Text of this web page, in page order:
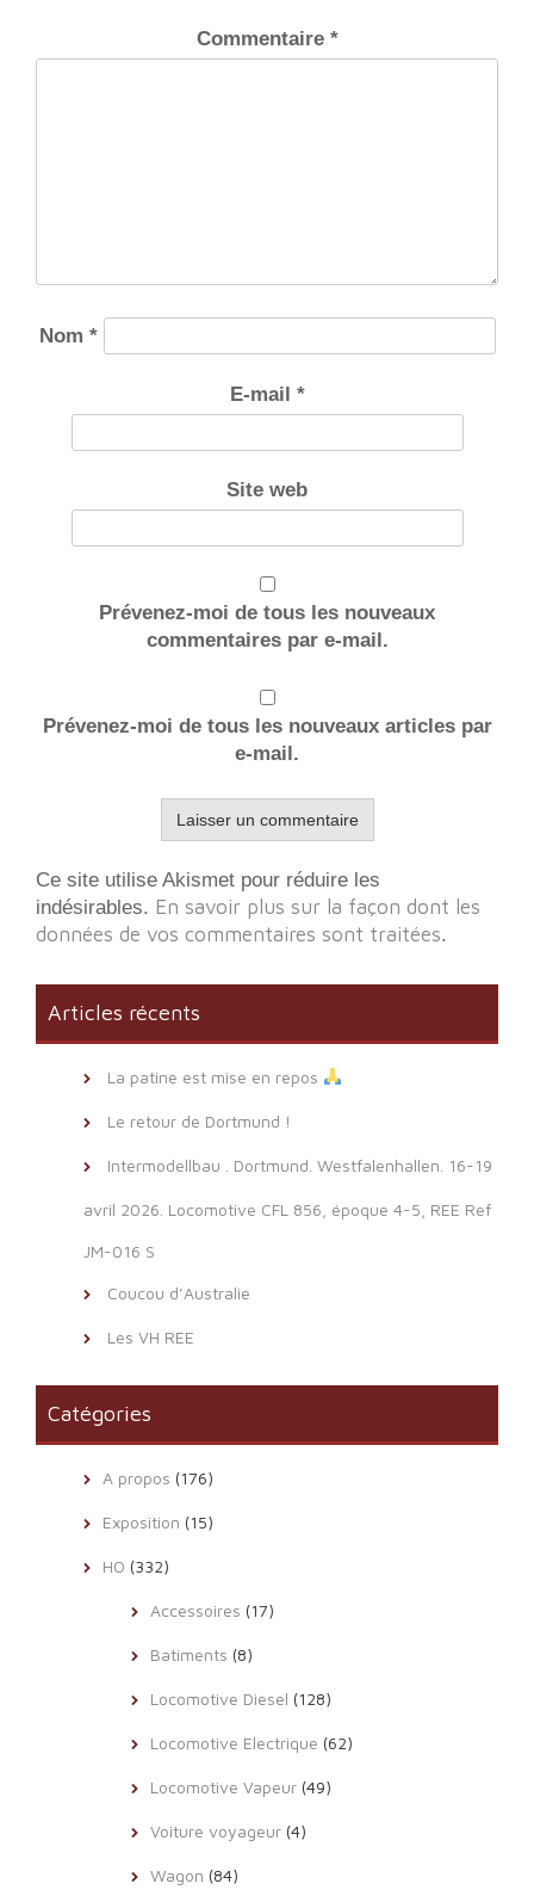
Commentaire *
Nom *
E-mail *
Site web
Prévenez-moi de tous les nouveaux
commentaires par e-mail.
Prévenez-moi de tous les nouveaux articles par
e-mail.
Ce site utilise Akismet pour réduire les
indésirables. En savoir plus sur la façon dont les
données de vos commentaires sont traitées.
Articles récents
La patine est mise en repos
Le retour de Dortmund !
Intermodellbau . Dortmund. Westfalenhallen. 16-19
avril 2026. Locomotive CFL 856, époque 4-5, REE Ref
JM-016 S
Coucou d’Australie
Les VH REE
Catégories
A propos (176)
Exposition (15)
HO (332)
Accessoires (17)
Batiments (8)
Locomotive Diesel (128)
Locomotive Electrique (62)
Locomotive Vapeur (49)
Voiture voyageur (4)
Wagon (84)